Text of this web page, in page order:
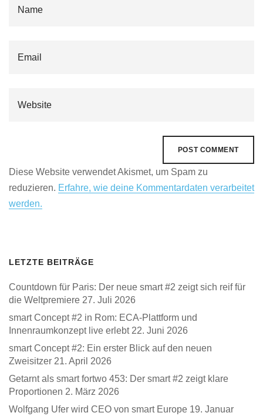
Diese Website verwendet Akismet, um Spam zu
reduzieren. Erfahre, wie deine Kommentardaten verarbeitet
werden.
LETZTE BEITRÄGE
Countdown für Paris: Der neue smart #2 zeigt sich reif für
die Weltpremiere 27. Juli 2026
smart Concept #2 in Rom: ECA-Plattform und
Innenraumkonzept live erlebt 22. Juni 2026
smart Concept #2: Ein erster Blick auf den neuen
Zweisitzer 21. April 2026
Getarnt als smart fortwo 453: Der smart #2 zeigt klare
Proportionen 2. März 2026
Wolfgang Ufer wird CEO von smart Europe 19. Januar